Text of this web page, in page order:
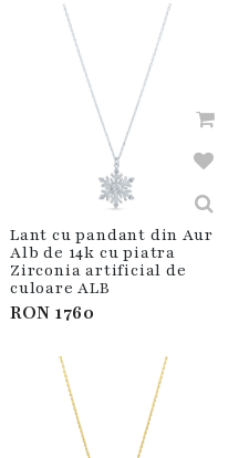
Lant cu pandant din Aur
Alb de 14k cu piatra
Zirconia artificial de
culoare ALB
RON1760